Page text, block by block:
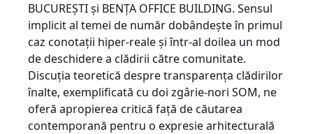
BUCUREŞTI şi BENŢA OFFICE BUILDING. Sensul
implicit al temei de număr dobândeşte în primul
caz conotaţii hiper-reale şi într-al doilea un mod
de deschidere a clădirii către comunitate.
Discuţia teoretică despre transparenţa clădirilor
înalte, exemplificată cu doi zgârie-nori SOM, ne
oferă apropierea critică faţă de căutarea
contemporană pentru o expresie arhitecturală